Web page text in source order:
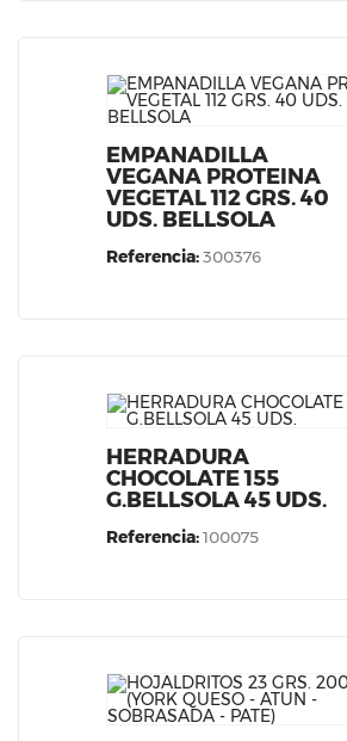
EMPANADILLA
VEGANA PROTEINA
VEGETAL 112 GRS. 40
UDS. BELLSOLA
Referencia:300376
HERRADURA
CHOCOLATE 155
G.BELLSOLA 45 UDS.
Referencia:100075